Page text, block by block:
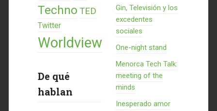
Techno TED
Twitter
Worldview
De qué
hablan
Gin, Televisión y los
excedentes
sociales
One-night stand
Menorca Tech Talk:
meeting of the
minds
Inesperado amor